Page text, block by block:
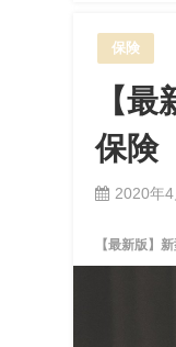
保険
【
保険
2020年4
【最新版】